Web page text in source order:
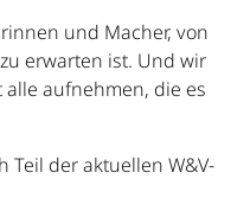
und Macher, von
erwarten ist. Und wir
aufnehmen, die es
Teil der aktuellen W&V-